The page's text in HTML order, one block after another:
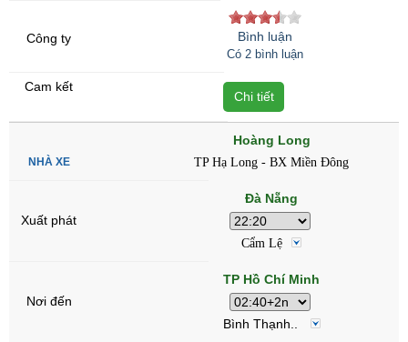
Bình luận
Có 2 bình luận
Chi tiết
Hoàng Long
TP Hạ Long - BX Miền Đông
Đà Nẵng
Cẩm Lệ
TP Hồ Chí Minh
Bình Thạnh..